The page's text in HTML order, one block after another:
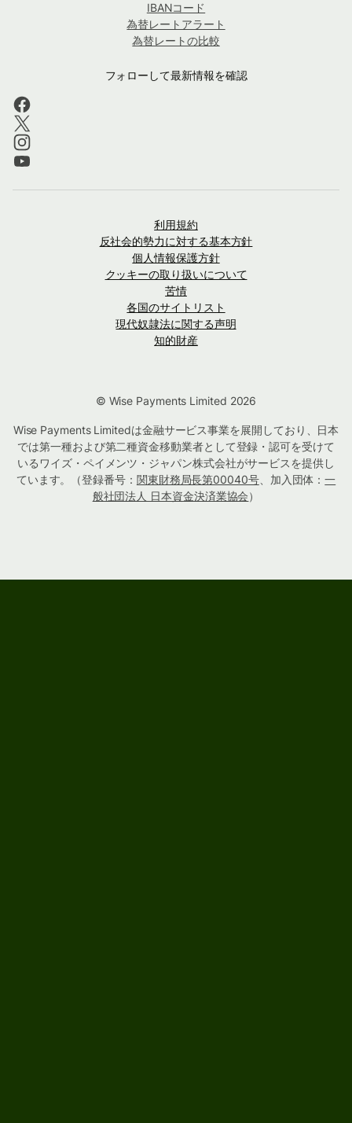
IBANコード
為替レートアラート
為替レートの比較
フォローして最新情報を確認
利用規約
反社会的勢力に対する基本方針
個人情報保護方針
クッキーの取り扱いについて
苦情
各国のサイトリスト
現代奴隷法に関する声明
知的財産
© Wise Payments Limited 2026
Wise Payments Limitedは金融サービス事業を展開しており、日本
では第一種および第二種資金移動業者として登録・認可を受けて
いるワイズ・ペイメンツ・ジャパン株式会社がサービスを提供し
ています。（登録番号： 関東財務局長第00040号、加入団体：一
般社団法人 日本資金決済業協会）